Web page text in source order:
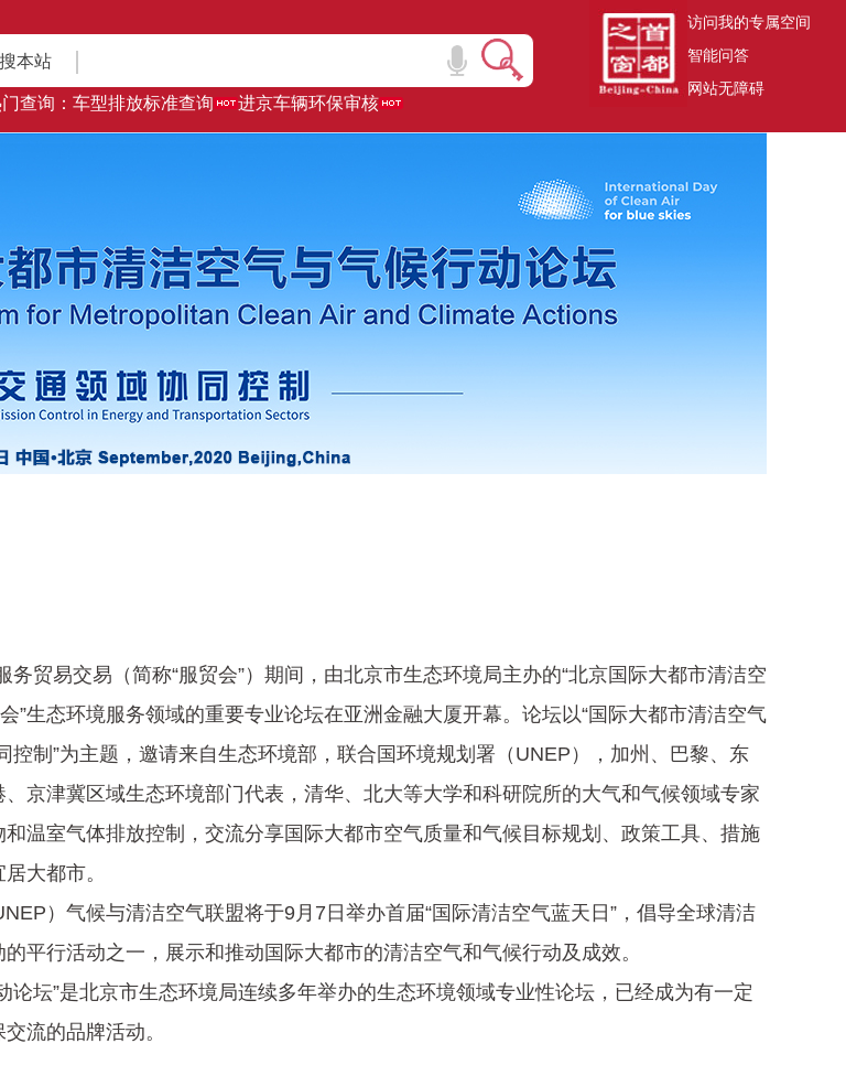
搜本站
查询： 车型排放标准查询 进京车辆环保审核
访问我的专属空间
智能问答
网站无障碍
易交易（简称“服贸会”）期间，由北京市生态环境局主办的“北京国际大都市清洁空
”生态环境服务领域的重要专业论坛在亚洲金融大厦开幕。论坛以“国际大都市清洁空气
控制”为主题，邀请来自生态环境部，联合国环境规划署（UNEP），加州、巴黎、东
京津冀区域生态环境部门代表，清华、北大等大学和科研院所的大气和气候领域专家
温室气体排放控制，交流分享国际大都市空气质量和气候目标规划、政策工具、措施
大都市。
）气候与清洁空气联盟将于9月7日举办首届“国际清洁空气蓝天日”，倡导全球清洁
平行活动之一，展示和推动国际大都市的清洁空气和气候行动及成效。
坛”是北京市生态环境局连续多年举办的生态环境领域专业性论坛，已经成为有一定
流的品牌活动。